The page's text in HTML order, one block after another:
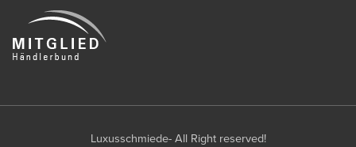
Luxusschmiede- All Right reserved!